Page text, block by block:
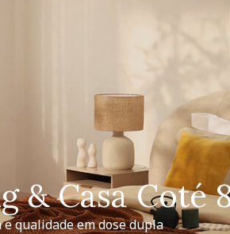
& Casa Coté
qualidade em dose dupla